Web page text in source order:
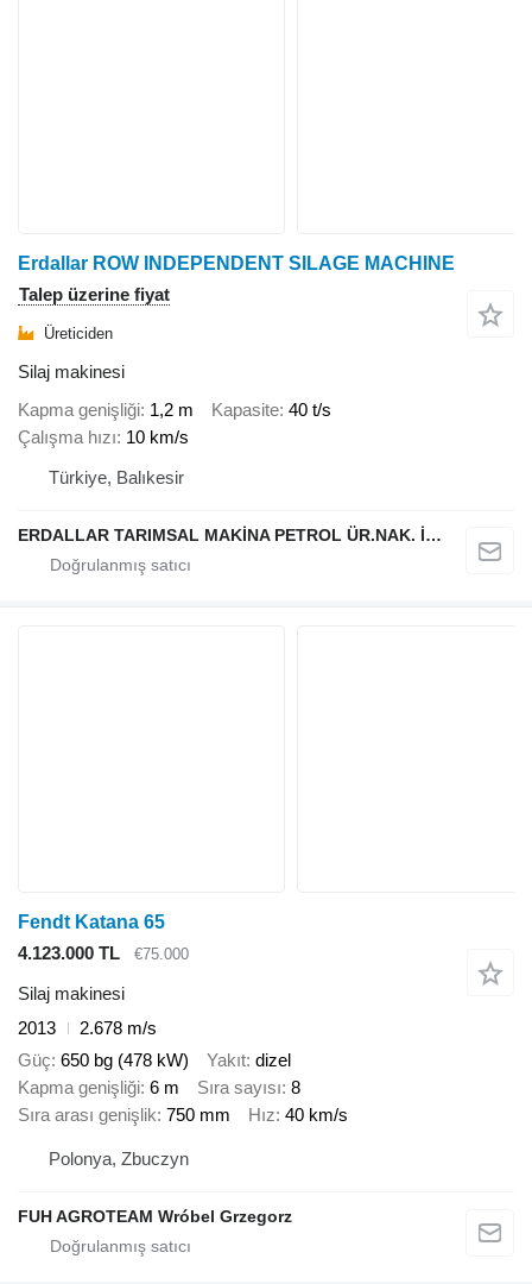
Erdallar ROW INDEPENDENT SILAGE MACHINE
Talep üzerine fiyat
Üreticiden
Silaj makinesi
Kapma genişliği 1,2 m Kapasite 40 t/s
Çalışma hızı 10 km/s
Türkiye, Balıkesir
ERDALLAR TARIMSAL MAKİNA PETROL ÜR.NAK. İNŞ. HAYV. SAN. VE TİC. LTD ŞTİ
Fendt Katana 65
4.123.000 TL
€75.000
Silaj makinesi
2013
2.678 m/s
Güç 650 bg (478 kW) Yakıt dizel
Kapma genişliği 6 m Sıra sayısı 8
Sıra arası genişlik 750 mm Hız 40 km/s
Polonya, Zbuczyn
FUH AGROTEAM Wróbel Grzegorz